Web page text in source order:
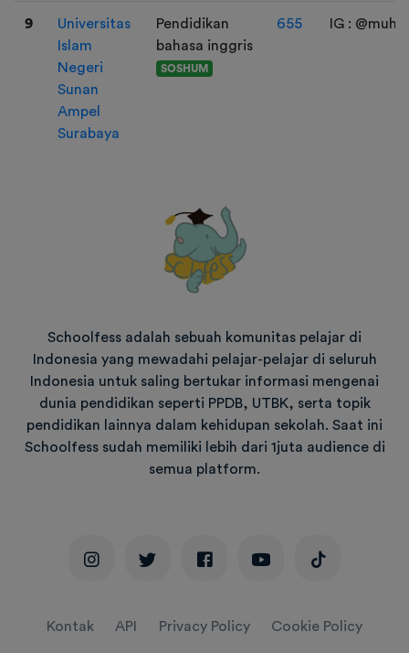
9
Universitas
Islam
Negeri
Sunan
Ampel
Surabaya
Pendidikan
bahasa inggris
SOSHUM
655 IG :
Schoolfess adalah sebuah komunitas pelajar di
Indonesia yang mewadahi pelajar-pelajar di seluruh
Indonesia untuk saling bertukar informasi mengenai
dunia pendidikan seperti PPDB, UTBK, serta topik
pendidikan lainnya dalam kehidupan sekolah. Saat ini
Schoolfess sudah memiliki lebih dari 1juta audience di
semua platform.
Kontak API Privacy Policy Cookie Policy